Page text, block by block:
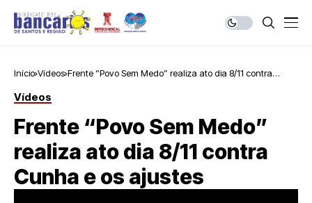
Início Vídeos Frente “Povo Sem Medo” realiza ato dia 8/11 contra
Vídeos
Frente “Povo Sem Medo”
realiza ato dia 8/11 contra
Cunha e os ajustes